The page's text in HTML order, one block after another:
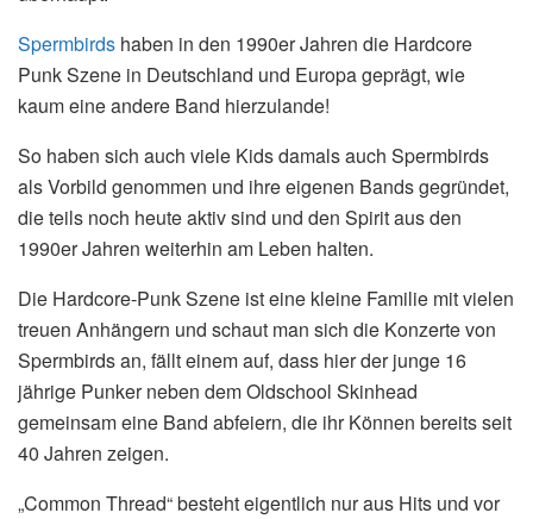
Spermbirds haben in den 1990er Jahren die Hardcore
Punk Szene in Deutschland und Europa geprägt, wie
kaum eine andere Band hierzulande!
So haben sich auch viele Kids damals auch Spermbirds
als Vorbild genommen und ihre eigenen Bands gegründet,
die teils noch heute aktiv sind und den Spirit aus den
1990er Jahren weiterhin am Leben halten.
Die Hardcore-Punk Szene ist eine kleine Familie mit vielen
treuen Anhängern und schaut man sich die Konzerte von
Spermbirds an, fällt einem auf, dass hier der junge 16
jährige Punker neben dem Oldschool Skinhead
gemeinsam eine Band abfeiern, die ihr Können bereits seit
40 Jahren zeigen.
„Common Thread“ besteht eigentlich nur aus Hits und vor